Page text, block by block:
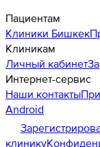
Пациентам
Клиники Бишкек
Клиникам
Личный кабинет
Интернет-сервис
Наши контакты
Android
клинику